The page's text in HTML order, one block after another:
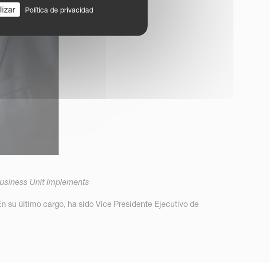
Unit Implements
su último cargo, ha sido Vice Presidente Ejecutivo de
Política de privacidad